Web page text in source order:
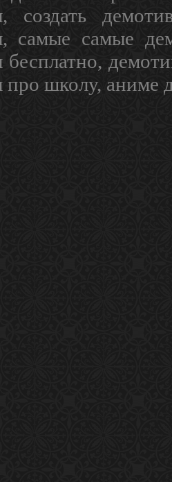
создать
самые самые
бесплатно,
про школу, аниме